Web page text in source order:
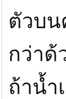
ตัวบน
กว่าด้
ถ้าน้ำ